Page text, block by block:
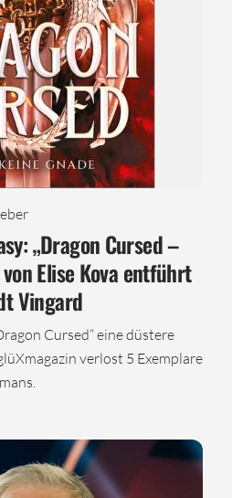
„Dragon Cursed –
Elise Kova entführt
Vingard
Cursed“ eine düstere
verlost 5 Exemplare